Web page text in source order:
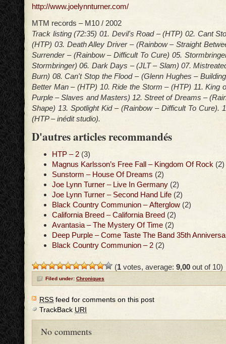
http://www.joelynnturner.com/
MTM records – M10 / 2002
Track listing (72:35) 01. Devil's Road – (HTP) 02. Cant
(HTP) 03. Death Alley Driver – (Rainbow – Straight
Surrender – (Rainbow – Difficult To Cure) 05.
Stormbringer) 06. Dark Days – (JLT – Slam) 07.
Burn) 08. Can't Stop the Flood – (Glenn Hughes –
Better Man – (HTP) 10. Ride the Storm – (HTP) 11. King
Purple – Slaves and Masters) 12. Street of Dreams –
Shape) 13. Spotlight Kid – (Rainbow – Difficult To Cure).
(HTP – inédit studio).
D'autres articles recommandés
HTP – 2 (3)
Magnus Karlsson’s Free Fall – Kingdom Of Rock (2)
Sunstorm – House Of Dreams (2)
Joe Lynn Turner – Live In Germany (2)
Joe Lynn Turner – Second Hand Life (2)
Black Country Communion – Afterglow (2)
California Breed – California Breed (2)
Avantasia – The Mystery Of Time (2)
Deep Purple – Come Taste The Band 35th
Black Country Communion – 2 (2)
(1 votes, average: 9,00 out of 10)
Filed under: Chroniques
RSS feed for comments on this post
TrackBack URI
No comments